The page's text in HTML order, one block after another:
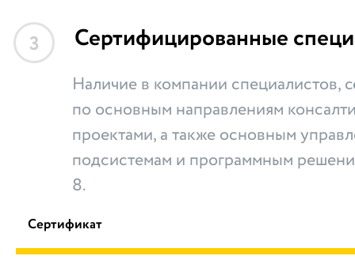
3 Сертифицированные
Наличие в компании специалистов,
по основным направлениям
проектами, а также основным
подсистемам и программным
8.
Сертификат